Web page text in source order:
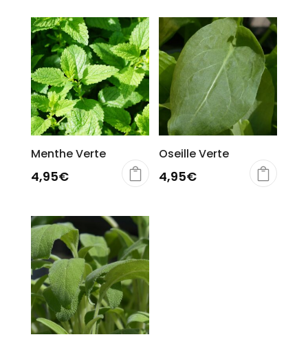
Menthe Verte
4,95€
Oseille Verte
4,95€